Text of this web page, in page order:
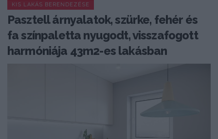
KIS LAKÁS BERENDEZÉSE
Pasztell árnyalatok, szürke, fehér és
fa színpaletta nyugodt, visszafogott
harmóniája 43m2-es lakásban